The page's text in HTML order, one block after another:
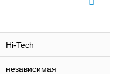
Hi-Tech
независимая